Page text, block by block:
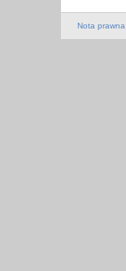
Nota prawna